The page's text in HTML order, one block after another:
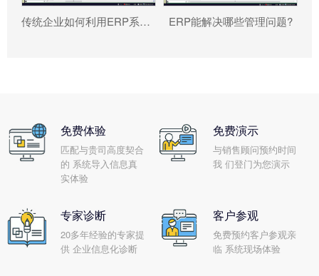
传统企业如何利用ERP系统重塑竞争力? ERP能解决哪些管理问题?
免费体验
匹配与贵司高度契合
的 系统导入信息真
实体验
免费演示
与销售顾问预约时间
我 们登门为您演示
专家诊断
20多年经验的专家提
供 企业信息化诊断
客户参观
免费预约客户参观亲
临 系统现场体验